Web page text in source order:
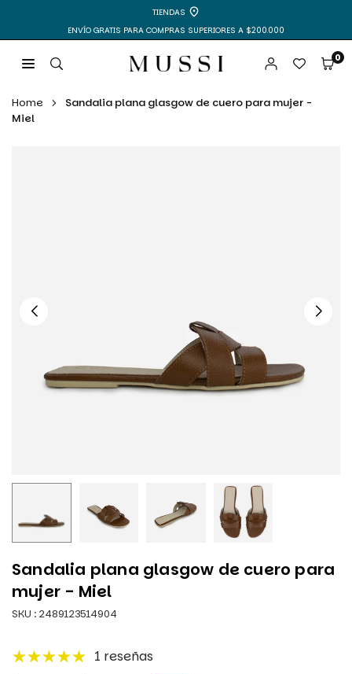
al
contenido
TIENDAS
ENVÍO GRATIS PARA COMPRAS SUPERIORES A $200.000
MUSSI
|
ZAPATOS
0
Home
Sandalia plana glasgow de cuero para mujer -
Miel
Sandalia plana glasgow de cuero para
mujer - Miel
SKU : 2489123514904
1 reseñas